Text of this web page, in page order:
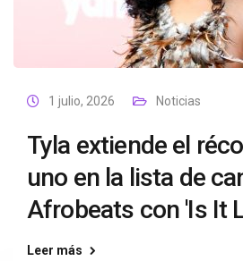
1 julio, 2026 Noticias
Tyla extiende el
uno en la lista de
Afrobeats con 'Is It
Leer más